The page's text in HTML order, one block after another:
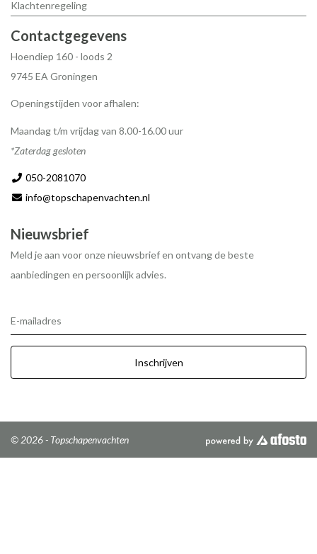
Klachtenregeling
Contactgegevens
Hoendiep 160 - loods 2
9745 EA Groningen
Openingstijden voor afhalen:
Maandag t/m vrijdag van 8.00-16.00 uur
*Zaterdag gesloten
050-2081070
info@topschapenvachten.nl
Nieuwsbrief
Meld je aan voor onze nieuwsbrief en ontvang de beste
aanbiedingen en persoonlijk advies.
E-mailadres
Inschrijven
© 2026 - Topschapenvachten